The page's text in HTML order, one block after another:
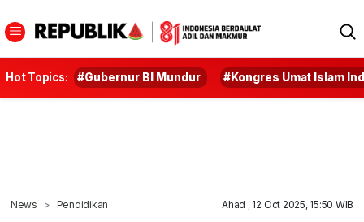
Hot Topics: #Gubernur BI Mundur #Kongres Umat Islam
News Pendidikan Ahad , 12 Oct 2025, 15:50 WIB